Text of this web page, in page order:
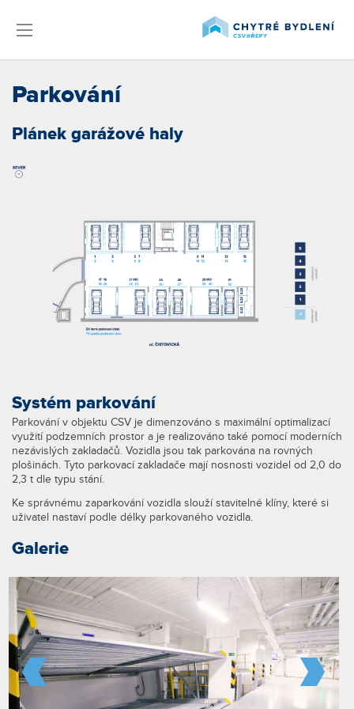
Parkování
Plánek garážové haly
Systém parkování
Parkování v objektu CSV je dimenzováno s maximální optimalizací
využití podzemních prostor a je realizováno také pomocí moderních
nezávislých zakladačů. Vozidla jsou tak parkována na rovných
plošinách. Tyto parkovací zakladače mají nosnosti vozidel od 2,0 do
2,3 t dle typu stání.
Ke správnému zaparkování vozidla slouží stavitelné klíny, které si
uživatel nastaví podle délky parkovaného vozidla.
Galerie